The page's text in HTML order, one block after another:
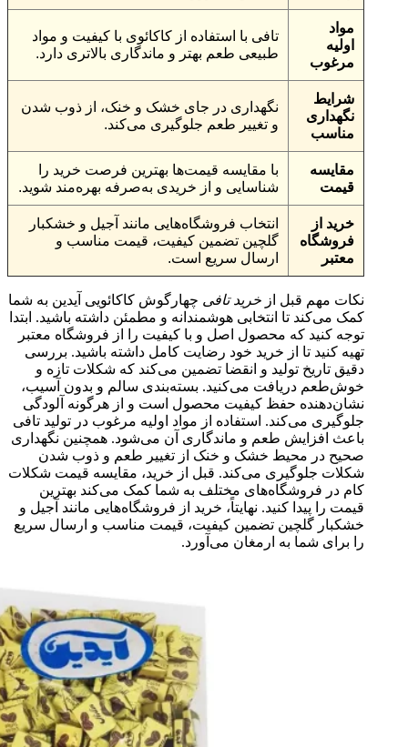
مواد
اولیه
مرغوب
تافی با استفاده از کاکائوی با کیفیت و مواد
طبیعی طعم بهتر و ماندگاری بالاتری دارد.
شرایط
نگهداری
مناسب
نگهداری در جای خشک و خنک، از ذوب شدن
و تغییر طعم جلوگیری می‌کند.
مقایسه
قیمت
با مقایسه قیمت‌ها بهترین فرصت خرید را
شناسایی و از خریدی به‌صرفه بهره‌مند شوید.
خرید از
فروشگاه
معتبر
انتخاب فروشگاه‌هایی مانند آجیل و خشکبار
گلچین تضمین کیفیت، قیمت مناسب و
ارسال سریع است.
نکات مهم قبل از خرید تافی چهارگوش کاکائویی آیدین به شما
کمک می‌کند تا انتخابی هوشمندانه و مطمئن داشته باشید. ابتدا
توجه کنید که محصول اصل و با کیفیت را از فروشگاه معتبر
تهیه کنید تا از خرید خود رضایت کامل داشته باشید. بررسی
دقیق تاریخ تولید و انقضا تضمین می‌کند که شکلات تازه و
خوش‌طعم دریافت می‌کنید. بسته‌بندی سالم و بدون آسیب،
نشان‌دهنده حفظ کیفیت محصول است و از هرگونه آلودگی
جلوگیری می‌کند. استفاده از مواد اولیه مرغوب در تولید تافی
باعث افزایش طعم و ماندگاری آن می‌شود. همچنین نگهداری
صحیح در محیط خشک و خنک از تغییر طعم و ذوب شدن
شکلات جلوگیری می‌کند. قبل از خرید، مقایسه قیمت شکلات
کام در فروشگاه‌های مختلف به شما کمک می‌کند بهترین
قیمت را پیدا کنید. نهایتاً، خرید از فروشگاه‌هایی مانند آجیل و
خشکبار گلچین تضمین کیفیت، قیمت مناسب و ارسال سریع
را برای شما به ارمغان می‌آورد.